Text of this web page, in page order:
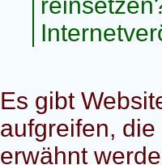
Es gibt
aufgreifen,
erwähnt